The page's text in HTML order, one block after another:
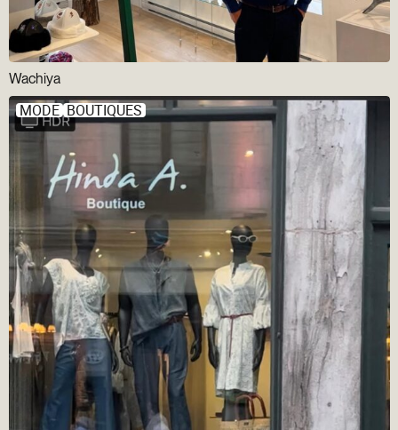
Wachiya
MODE BOUTIQUES